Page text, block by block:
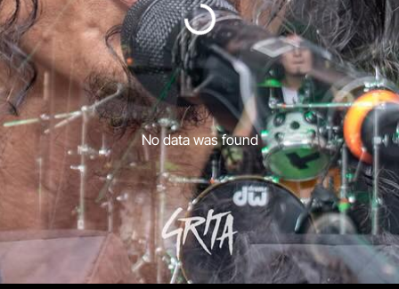
No data was found